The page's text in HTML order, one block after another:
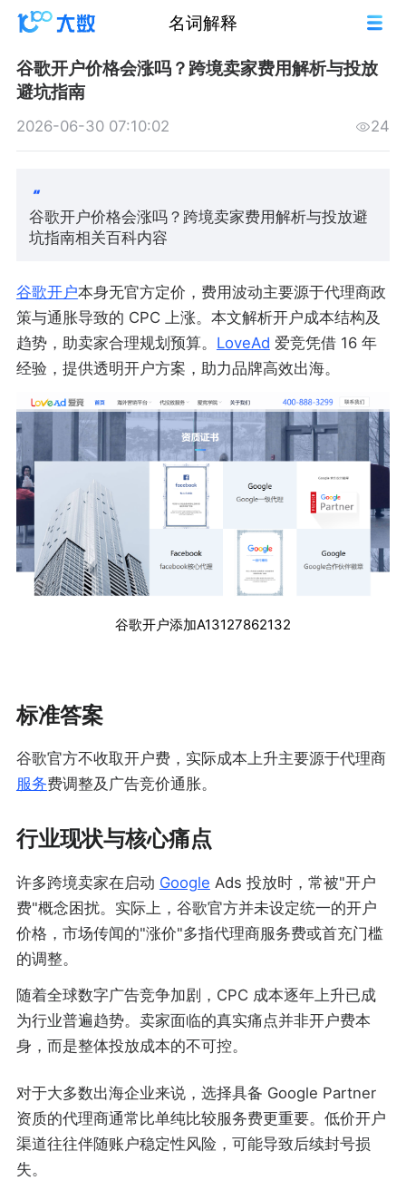
名词解释
谷歌开户价格会涨吗？跨境卖家费用解析与投放
避坑指南
2026-06-30 07:10:02 24
谷歌开户价格会涨吗？跨境卖家费用解析与投放避
坑指南相关百科内容
谷歌开户本身无官方定价，费用波动主要源于代理商政
策与通胀导致的 CPC 上涨。本文解析开户成本结构及
趋势，助卖家合理规划预算。 LoveAd 爱竞凭借 16 年
经验，提供透明开户方案，助力品牌高效出海。
谷歌开户添加A13127862132
标准答案
谷歌官方不收取开户费，实际成本上升主要源于代理商
服务费调整及广告竞价通胀。
行业现状与核心痛点
许多跨境卖家在启动 Google Ads 投放时，常被"开户
费"概念困扰。实际上，谷歌官方并未设定统一的开户
价格，市场传闻的"涨价"多指代理商服务费或首充门槛
的调整。
随着全球数字广告竞争加剧，CPC 成本逐年上升已成
为行业普遍趋势。卖家面临的真实痛点并非开户费本
身，而是整体投放成本的不可控。
对于大多数出海企业来说，选择具备 Google Partner
资质的代理商通常比单纯比较服务费更重要。低价开户
渠道往往伴随账户稳定性风险，可能导致后续封号损
失。